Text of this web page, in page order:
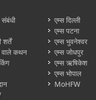
संबंधी
शर्तें
वाले कथन
एम्स दिल्ली
एम्स पटना
एम्स भुवनेश्वर
एम्स जोधपुर
एम्स ऋषिकेश
एम्स भोपाल
MoHFW